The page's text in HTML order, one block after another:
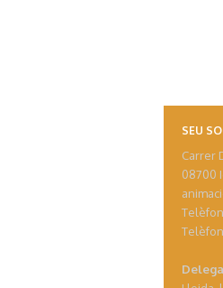
SEU
Carrer
08700
Telèfon